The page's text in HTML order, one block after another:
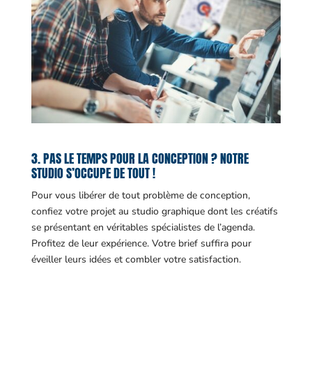
3. PAS LE TEMPS POUR LA CONCEPTION ? NOTRE
STUDIO S’OCCUPE DE TOUT !
Pour vous libérer de tout problème de conception,
confiez votre projet au studio graphique dont les créatifs
se présentant en véritables spécialistes de l’agenda.
Profitez de leur expérience. Votre brief suffira pour
éveiller leurs idées et combler votre satisfaction.